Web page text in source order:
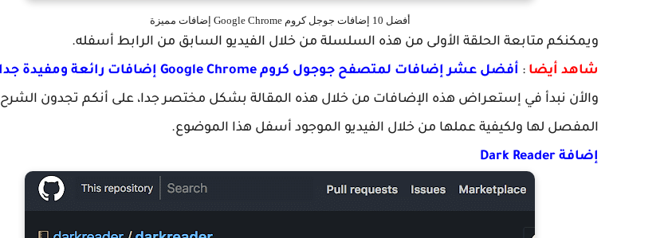
أفضل 10 إضافات جوجل كروم Google Chrome إضافات مميزة
ويمكنكم متابعة الحلقة الأولى من هذه السلسلة من خلال الفيديو السابق من الرابط أسفله.
شاهد أيضا : أفضل عشر إضافات لمتصفح جوجول كروم Google Chrome إضافات رائعة ومفيدة جدا
والأن نبدأ في إستعراض هذه الإضافات من خلال هذه المقالة بشكل مختصر جدا، على أنكم تجدون الشرح
المفصل لها ولكيفية عملها من خلال الفيديو الموجود أسفل هذا الموضوع.
إضافة Dark Reader